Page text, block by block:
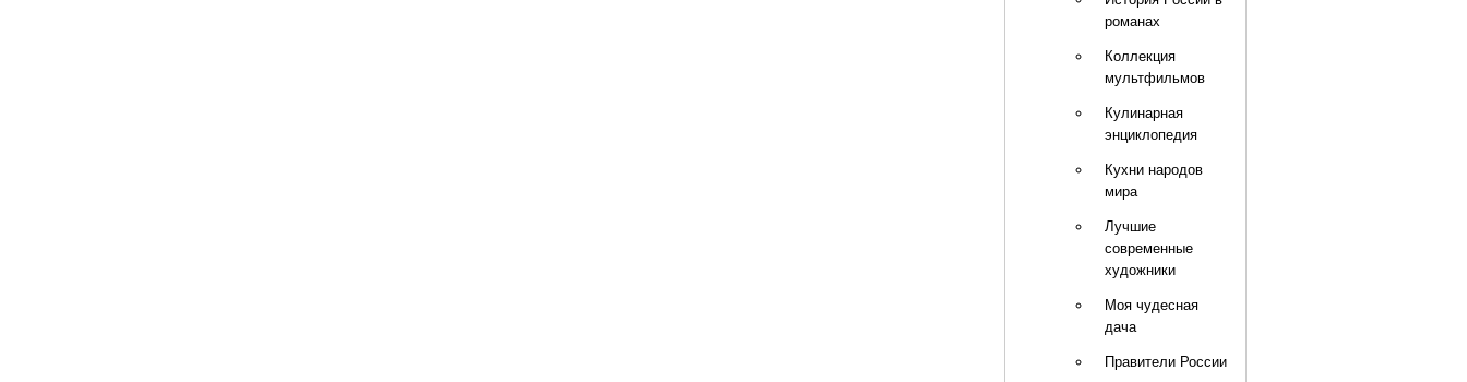
романах
Коллекция
мультфильмов
Кулинарная
энциклопедия
Кухни народов
мира
Лучшие
современные
художники
Моя чудесная
дача
Правители России